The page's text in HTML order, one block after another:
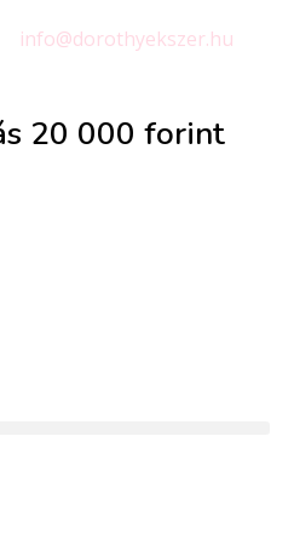
info@dorothyekszer.hu
20 000 forint